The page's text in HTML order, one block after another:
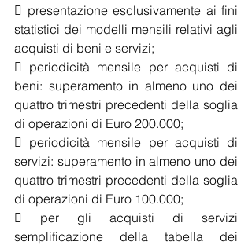
 presentazione esclusivamente ai fini
statistici dei modelli mensili relativi agli
acquisti di beni e servizi;
 periodicità mensile per acquisti di
beni: superamento in almeno uno dei
quattro trimestri precedenti della soglia
di operazioni di Euro 200.000;
 periodicità mensile per acquisti di
servizi: superamento in almeno uno dei
quattro trimestri precedenti della soglia
di operazioni di Euro 100.000;
 per gli acquisti di servizi
semplificazione della tabella dei